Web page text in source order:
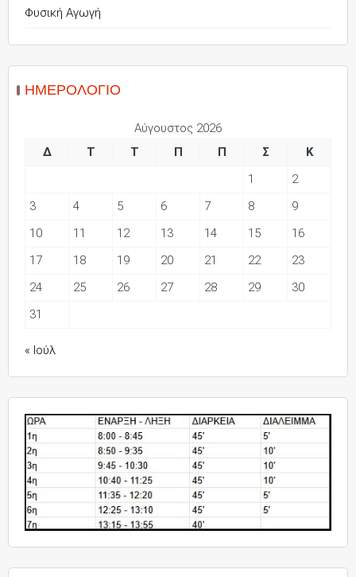
Φυσική Αγωγή
ΗΜΕΡΟΛΌΓΙΟ
Αύγουστος 2026
Δ
Τ Τ Π Π Σ
Κ
1
2
3
4 5 6 7 8
9
10
11 12 13 14 15
16
17
18 19 20 21 22
23
24
25 26 27 28 29
30
31
« Ιούλ